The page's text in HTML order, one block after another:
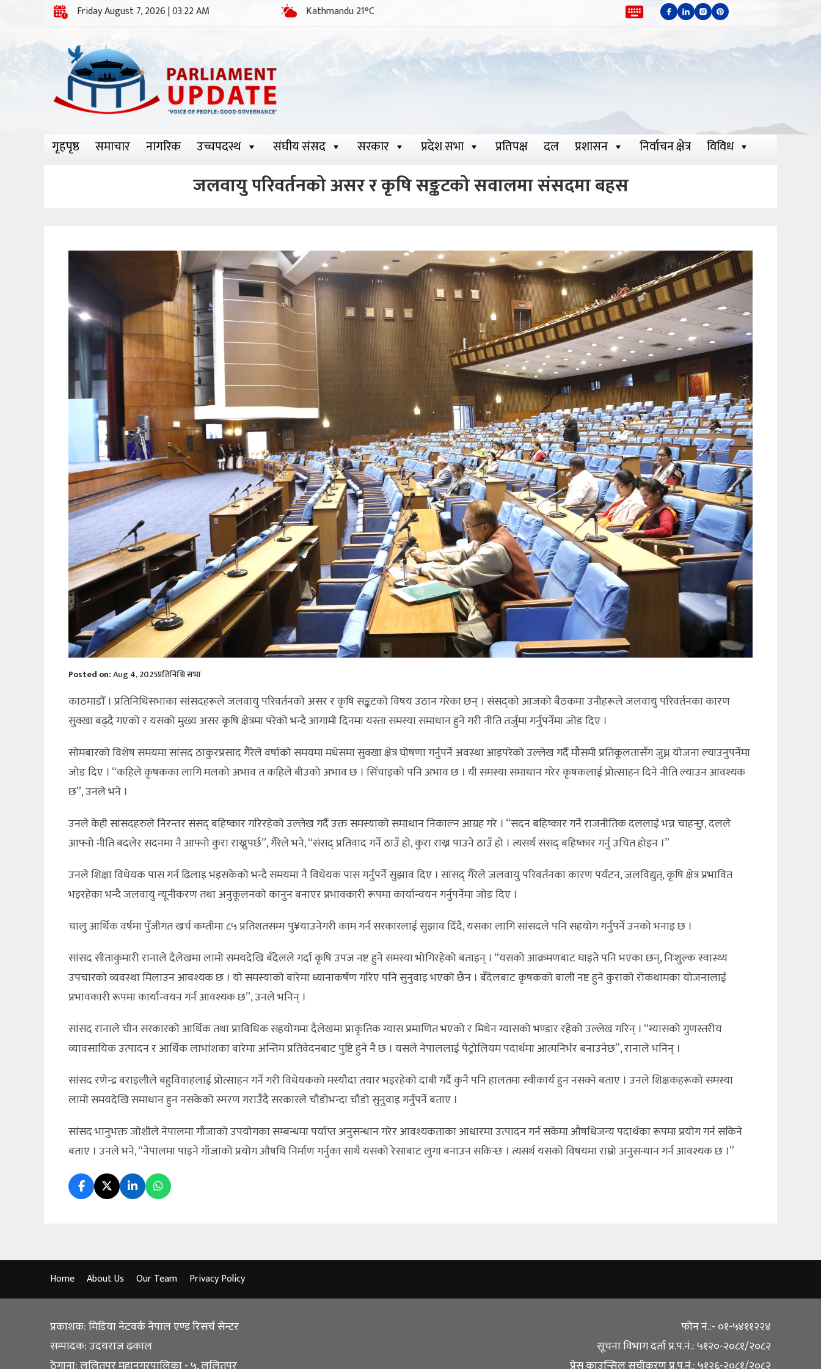
Friday August 7, 2026 | 03:22 AM Kathmandu 21°C
गृहपृष्ठ समाचार नागरिक उच्चपदस्थ संघीय संसद सरकार प्रदेश सभा प्रतिपक्ष दल प्रशासन निर्वाचन क्षेत्र विविध
जलवायु परिवर्तनको असर र कृषि सङ्कटको सवालमा संसदमा बहस
Posted on:Aug 4, 2025प्रतिनिधि सभा
काठमाडौँ । प्रतिनिधिसभाका सांसदहरूले जलवायु परिवर्तनको असर र कृषि सङ्कटको विषय उठान गरेका छन् । संसद्को आजको बैठकमा उनीहरूले जलवायु परिवर्तनका कारण
सुक्खा बढ्दै गएको र यसको मुख्य असर कृषि क्षेत्रमा परेको भन्दै आगामी दिनमा यस्ता समस्या समाधान हुने गरी नीति तर्जुमा गर्नुपर्नेमा जोड दिए ।
सोमबारको विशेष समयमा सांसद ठाकुरप्रसाद गैरेले वर्षाको समयमा मधेसमा सुक्खा क्षेत्र घोषणा गर्नुपर्ने अवस्था आइपरेको उल्लेख गर्दै मौसमी प्रतिकूलतासँग जुध्न योजना ल्याउनुपर्नेमा
जोड दिए । “कहिले कृषकका लागि मलको अभाव त कहिले बीउको अभाव छ । सिँचाइको पनि अभाव छ । यी समस्या समाधान गरेर कृषकलाई प्रोत्साहन दिने नीति ल्याउन आवश्यक
छ”, उनले भने ।
उनले केही सांसदहरुले निरन्तर संसद् बहिष्कार गरिरहेको उल्लेख गर्दै उक्त समस्याको समाधान निकाल्न आग्रह गरे । “सदन बहिष्कार गर्ने राजनीतिक दललाई भन्न चाहन्छु, दलले
आफ्नो नीति बदलेर सदनमा नै आफ्नो कुरा राख्नुपर्छ”, गैरेले भने, “संसद् प्रतिवाद गर्ने ठाउँ हो, कुरा राख्न पाउने ठाउँ हो । त्यसर्थ संसद् बहिष्कार गर्नु उचित होइन ।”
उनले शिक्षा विधेयक पास गर्न ढिलाइ भइसकेको भन्दै समयमा नै विधेयक पास गर्नुपर्ने सुझाव दिए । सांसद् गैरेले जलवायु परिवर्तनका कारण पर्यटन, जलविद्युत्, कृषि क्षेत्र प्रभावित
भइरहेका भन्दै जलवायु न्यूनीकरण तथा अनुकूलनको कानुन बनाएर प्रभावकारी रूपमा कार्यान्वयन गर्नुपर्नेमा जोड दिए ।
चालु आर्थिक वर्षमा पुँजीगत खर्च कम्तीमा ८५ प्रतिशतसम्म पु¥याउनेगरी काम गर्न सरकारलाई सुझाव दिँदै, यसका लागि सांसदले पनि सहयोग गर्नुपर्ने उनको भनाइ छ ।
सांसद सीताकुमारी रानाले दैलेखमा लामो समयदेखि बँदेलले गर्दा कृषि उपज नष्ट हुने समस्या भोगिरहेको बताइन् । “यसको आक्रमणबाट घाइते पनि भएका छन्, निःशुल्क स्वास्थ्य
उपचारको व्यवस्था मिलाउन आवश्यक छ । यो समस्याको बारेमा ध्यानाकर्षण गरिए पनि सुनुवाइ भएको छैन । बँदेलबाट कृषकको बाली नष्ट हुने कुराको रोकथामका योजनालाई
प्रभावकारी रूपमा कार्यान्वयन गर्न आवश्यक छ”, उनले भनिन् ।
सांसद रानाले चीन सरकारको आर्थिक तथा प्राविधिक सहयोगमा दैलेखमा प्राकृतिक ग्यास प्रमाणित भएको र मिथेन ग्यासको भण्डार रहेको उल्लेख गरिन् । “ग्यासको गुणस्तरीय
व्यावसायिक उत्पादन र आर्थिक लाभांशका बारेमा अन्तिम प्रतिवेदनबाट पुष्टि हुने नै छ । यसले नेपाललाई पेट्रोलियम पदार्थमा आत्मनिर्भर बनाउनेछ”, रानाले भनिन् ।
सांसद रणेन्द्र बराइलीले बहुविवाहलाई प्रोत्साहन गर्ने गरी विधेयकको मस्यौदा तयार भइरहेको दाबी गर्दै कुनै पनि हालतमा स्वीकार्य हुन नसक्ने बताए । उनले शिक्षकहरूको समस्या
लामो समयदेखि समाधान हुन नसकेको स्मरण गराउँदै सरकारले चाँडोभन्दा चाँडो सुनुवाइ गर्नुपर्ने बताए ।
सांसद भानुभक्त जोशीले नेपालमा गाँजाको उपयोगका सम्बन्धमा पर्याप्त अनुसन्धान गरेर आवश्यकताका आधारमा उत्पादन गर्न सकेमा औषधिजन्य पदार्थका रूपमा प्रयोग गर्न सकिने
बताए । उनले भने, “नेपालमा पाइने गाँजाको प्रयोग औषधि निर्माण गर्नुका साथै यसको रेसाबाट लुगा बनाउन सकिन्छ । त्यसर्थ यसको विषयमा राम्रो अनुसन्धान गर्न आवश्यक छ ।”
Home About Us Our Team Privacy Policy
प्रकाशक: मिडिया नेटवर्क नेपाल एण्ड रिसर्च सेन्टर
सम्पादक: उदयराज ढकाल
फोन नं.:- ०१-५४११२२४
सूचना विभाग दर्ता प्र.प.नं.: ५१२०-२०८१/२०८२